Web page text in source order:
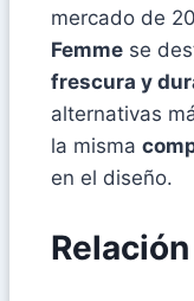
mercado de
Femme se
frescura y
alternativas
la misma
en el diseño.